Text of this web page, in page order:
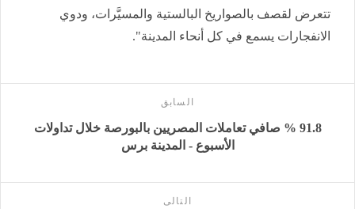
تتعرض لقصف بالصواريخ البالستية والمسيَّرات، ودوي
الانفجارات يسمع في كل أنحاء المدينة".
السابق
91.8 % صافي تعاملات المصريين بالبورصة خلال تداولات
الأسبوع - المدينة برس
التالى